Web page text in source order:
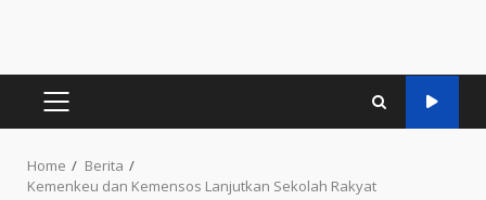
PRIMARY
Home
Berita
Kemenkeu dan Kemensos Lanjutkan Sekolah Rakyat